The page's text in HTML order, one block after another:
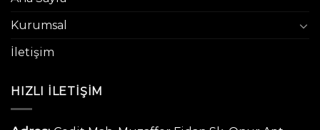
Kurumsal
İletişim
HIZLI ILETIŞIM